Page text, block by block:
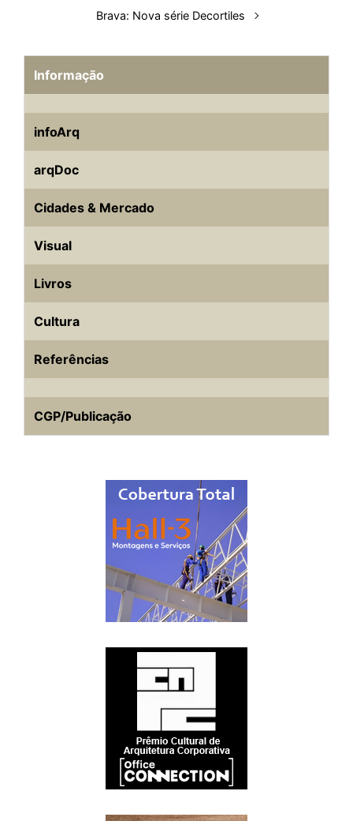
Brava: Nova série Decortiles
Informação
infoArq
arqDoc
Cidades & Mercado
Visual
Livros
Cultura
Referências
CGP/Publicação